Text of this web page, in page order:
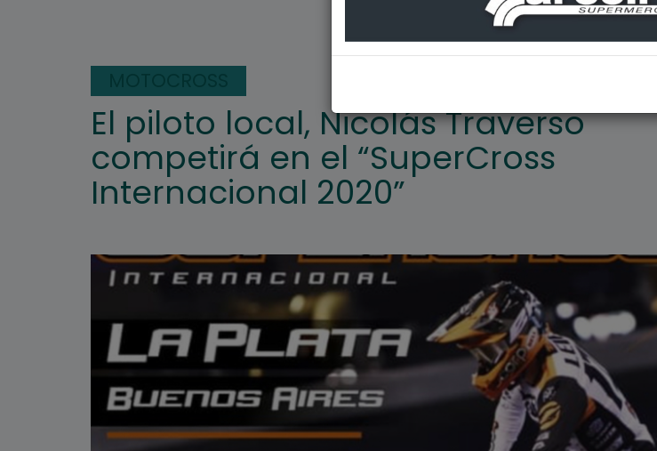
DEPORTES
El piloto local, Nicolás Traverso
competirá en el “SuperCross
Internacional 2020”